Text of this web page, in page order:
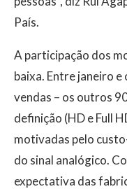
País.
A participação dos
baixa. Entre janeiro
vendas – os outros
definição (HD e Full
motivadas pelo
do sinal analógico.
expectativa das